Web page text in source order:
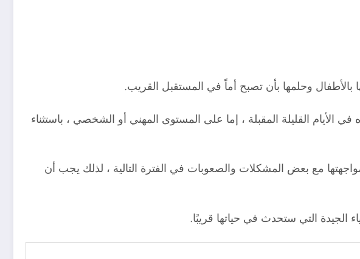
وحلمها بأن تصبح أماً في المستقبل القريب.
الأيام القليلة المقبلة ، إما على المستوى المهني أو الشخصي ، باستثناء
مع بعض المشكلات والصعوبات في الفترة التالية ، لذلك يجب أن
الجيدة التي ستحدث في حياتها قريبًا.